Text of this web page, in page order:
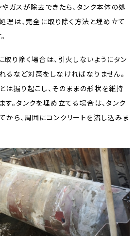
ガスが除去できたら、タンク本体の処
理は、完全に取り除く方法と埋め立て
り除く場合は、引火しないようにタン
るなど対策をしなければなりません。
は掘り起こし、そのままの形状を維持
。タンクを埋め立てる場合は、タンク
から、周囲にコンクリートを流し込みま